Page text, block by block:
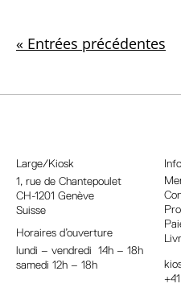
« Entrées précédentes
Large/Kiosk
1, rue de Chantepoulet
CH-1201 Genève
Suisse
Horaires d’ouverture
lundi – vendredi 14h – 18h
samedi 12h – 18h